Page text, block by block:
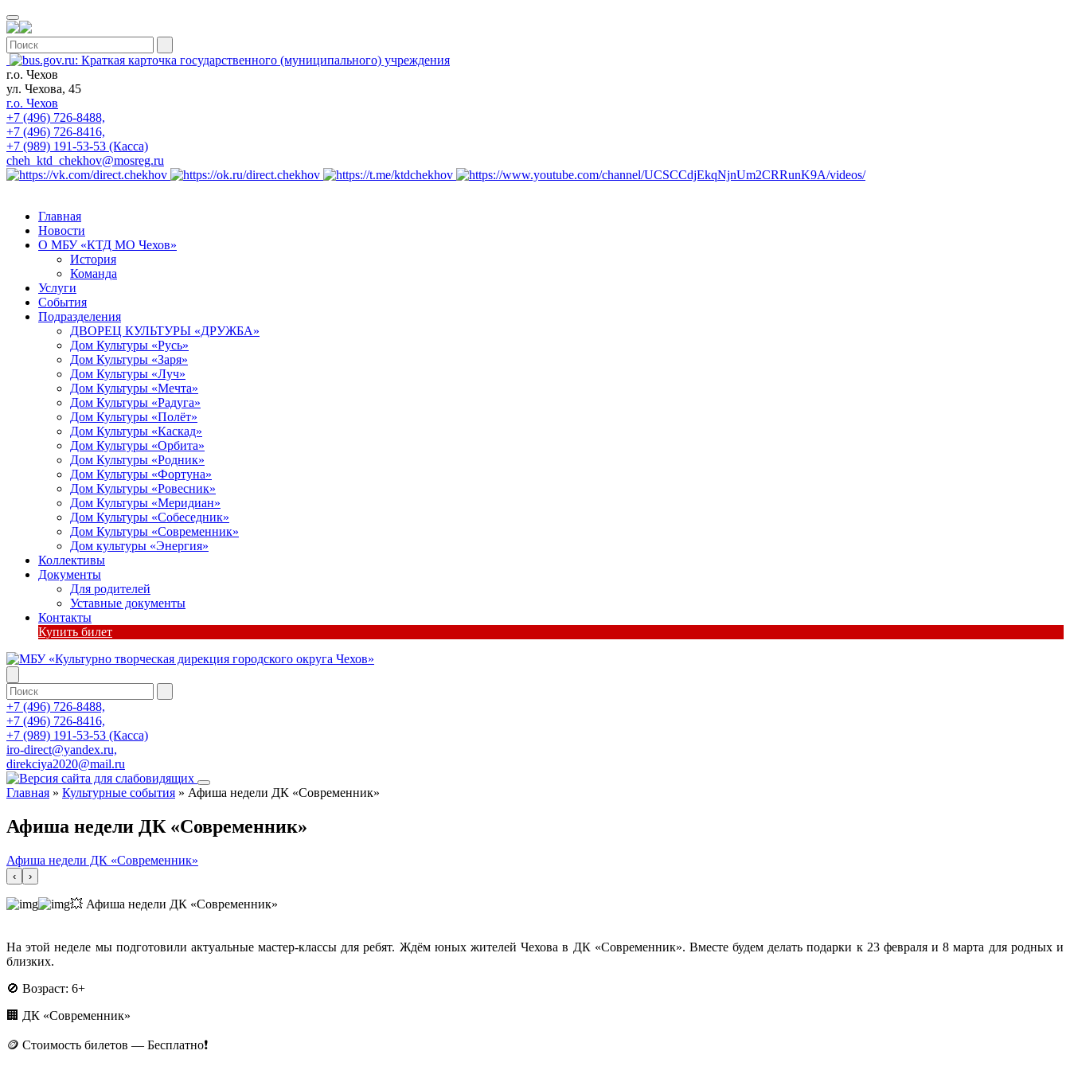
г.о. Чехов
ул. Чехова, 45
г.о. Чехов
+7 (496) 726-8488,
+7 (496) 726-8416,
+7 (989) 191-53-53 (Касса)
cheh_ktd_chekhov@mosreg.ru
Главная
Новости
О МБУ «КТД МО Чехов»
История
Команда
Услуги
События
Подразделения
ДВОРЕЦ КУЛЬТУРЫ «ДРУЖБА»
Дом Культуры «Русь»
Дом Культуры «Заря»
Дом Культуры «Луч»
Дом Культуры «Мечта»
Дом Культуры «Радуга»
Дом Культуры «Полёт»
Дом Культуры «Каскад»
Дом Культуры «Орбита»
Дом Культуры «Родник»
Дом Культуры «Фортуна»
Дом Культуры «Ровесник»
Дом Культуры «Меридиан»
Дом Культуры «Собеседник»
Дом Культуры «Современник»
Дом культуры «Энергия»
Коллективы
Документы
Для родителей
Уставные документы
Контакты
Купить билет
+7 (496) 726-8488,
+7 (496) 726-8416,
+7 (989) 191-53-53 (Касса)
iro-direct@yandex.ru,
direkciya2020@mail.ru
Главная » Культурные события » Афиша недели ДК «Современник»
Афиша недели ДК «Современник»
Афиша недели ДК «Современник»
‹ ›
💥 Афиша недели ДК «Современник»
На этой неделе мы подготовили актуальные мастер-классы для ребят. Ждём юных жителей Чехова в ДК «Современник». Вместе будем делать подарки к 23 февраля и 8 марта для родных и
близких.
🚫 Возраст: 6+
🏢 ДК «Современник»
🪙 Стоимость билетов — Бесплатно❗️